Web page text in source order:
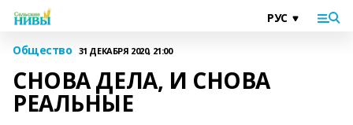
Общество 31 ДЕКАБРЯ 2020, 21:00
СНОВА ДЕЛА, И СНОВА
РЕАЛЬНЫЕ